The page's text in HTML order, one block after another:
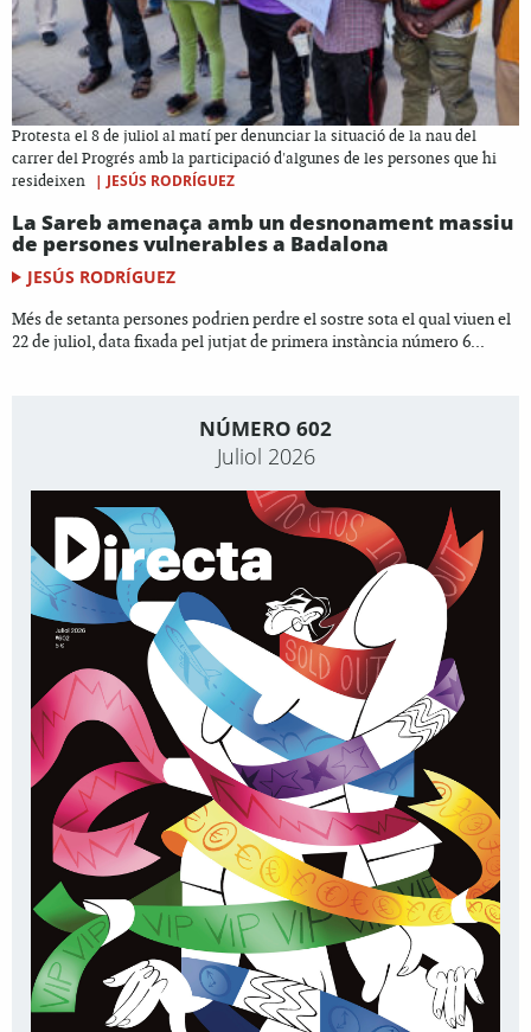
Protesta el 8 de juliol al matí per denunciar la situació de la nau del
carrer del Progrés amb la participació d'algunes de les persones que hi
resideixen
| JESÚS RODRÍGUEZ
La Sareb amenaça amb un desnonament massiu
de persones vulnerables a Badalona
JESÚS RODRÍGUEZ
Més de setanta persones podrien perdre el sostre sota el qual viuen el
22 de juliol, data fixada pel jutjat de primera instància número 6...
NÚMERO 602
Juliol 2026